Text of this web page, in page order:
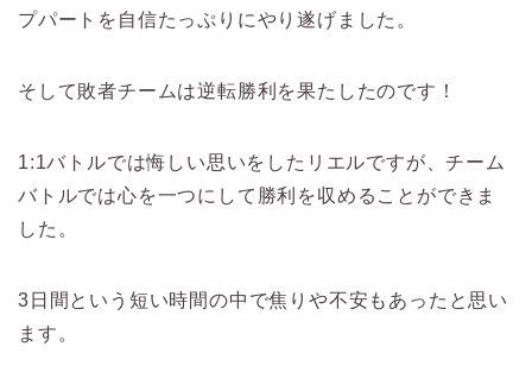
プパートを自信たっぷりにやり遂げました。
そして敗者チームは逆転勝利を果たしたのです！
1:1バトルでは悔しい思いをしたリエルですが、チーム
バトルでは心を一つにして勝利を収めることができま
した。
3日間という短い時間の中で焦りや不安もあったと思い
ます。